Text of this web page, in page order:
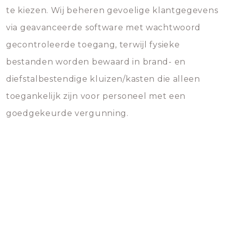
te kiezen. Wij beheren gevoelige klantgegevens
via geavanceerde software met wachtwoord
gecontroleerde toegang, terwijl fysieke
bestanden worden bewaard in brand- en
diefstalbestendige kluizen/kasten die alleen
toegankelijk zijn voor personeel met een
goedgekeurde vergunning.